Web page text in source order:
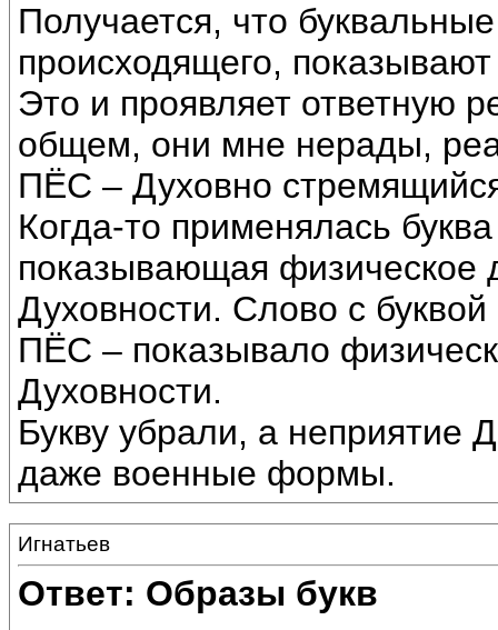
Получается, что
происходящего,
Это и проявляет ответную
общем, они мне нерады,
ПЁС – Духовно
Когда-то применялась
показывающая физическое
Духовности. Слово с
ПЁС – показывало
Духовности.
Букву убрали, а неприятие
даже военные формы.
Игнатьев
Ответ: Образы букв